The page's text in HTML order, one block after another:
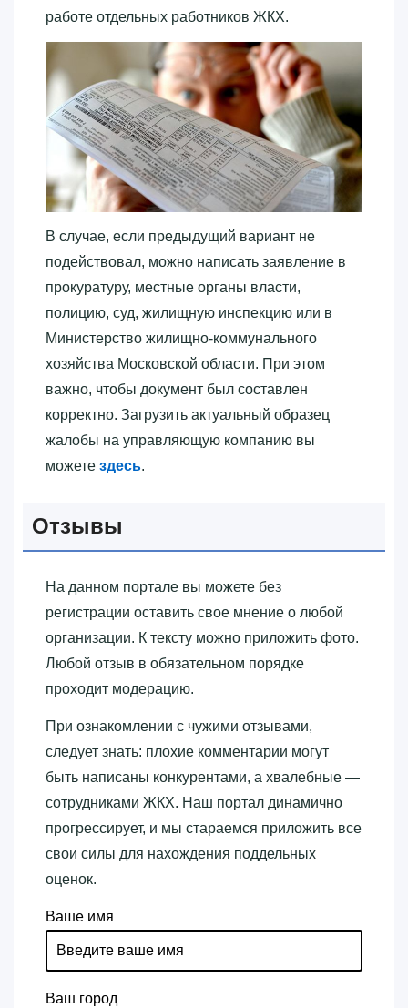
работе отдельных работников ЖКХ.
В случае, если предыдущий вариант не
подействовал, можно написать заявление в
прокуратуру, местные органы власти,
полицию, суд, жилищную инспекцию или в
Министерство жилищно-коммунального
хозяйства Московской области. При этом
важно, чтобы документ был составлен
корректно. Загрузить актуальный образец
жалобы на управляющую компанию вы
можете здесь.
Отзывы
На данном портале вы можете без
регистрации оставить свое мнение о любой
организации. К тексту можно приложить фото.
Любой отзыв в обязательном порядке
проходит модерацию.
При ознакомлении с чужими отзывами,
следует знать: плохие комментарии могут
быть написаны конкурентами, а хвалебные —
сотрудниками ЖКХ. Наш портал динамично
прогрессирует, и мы стараемся приложить все
свои силы для нахождения поддельных
оценок.
Ваше имя
Ваш город